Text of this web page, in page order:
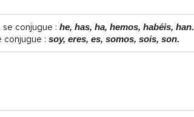
conjugue : he, has, ha, hemos, habéis, han.
: soy, eres, es, somos, sois, son.